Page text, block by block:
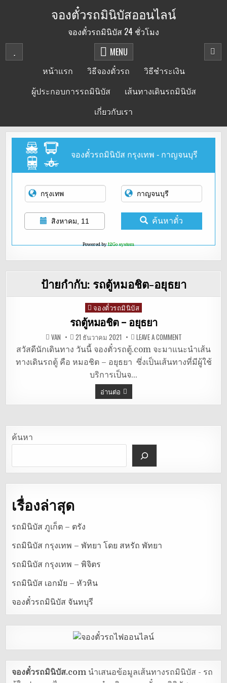
จองตั๋วรถมินิบัสออนไลน์
จองตั๋วรถมินิบัส 24 ชั่วโมง
MENU
หน้าแรก
วิธีจองตั๋วรถ
วิธีชำระเงิน
ผู้ประกอบการรถมินิบัส
เส้นทางเดินรถมินิบัส
เกี่ยวกับเรา
จองตั๋วรถมินิบัส กรุงเทพ - กาญจนบุรี
สิงหาคม, 11 ค้นหาตั๋ว
Powered by12Go system
ป้ายกำกับ: รถตู้หมอชิต-อยุธยา
Posted
in
จองตั๋วรถมินิบัส
รถตู้หมอชิต – อยุธยา
VAN 21 ธันวาคม 2021 LEAVE A COMMENTON
ตู้
หมอชิต
–
อยุธยา
สวัสดีนักเดินทาง วันนี้ จองตั๋วรถตู้.com จะมาแนะนำเส้น
ทางเดินรถตู้ คือ หมอชิต – อยุธยา ซึ่งเป็นเส้นทางที่มีผู้ใช้
บริการเป็นจ…
อ่านต่อ
ค้นหา
เรื่องล่าสุด
รถมินิบัส ภูเก็ต – ตรัง
รถมินิบัส กรุงเทพ – พัทยา โดย สหรัถ พัทยา
รถมินิบัส กรุงเทพ – พิจิตร
รถมินิบัส เอกมัย – หัวหิน
จองตั๋วรถมินิบัส จันทบุรี
จองตั๋วรถมินิบัส.com นำเสนอข้อมูลเส้นทางรถมินิบัส - รถ